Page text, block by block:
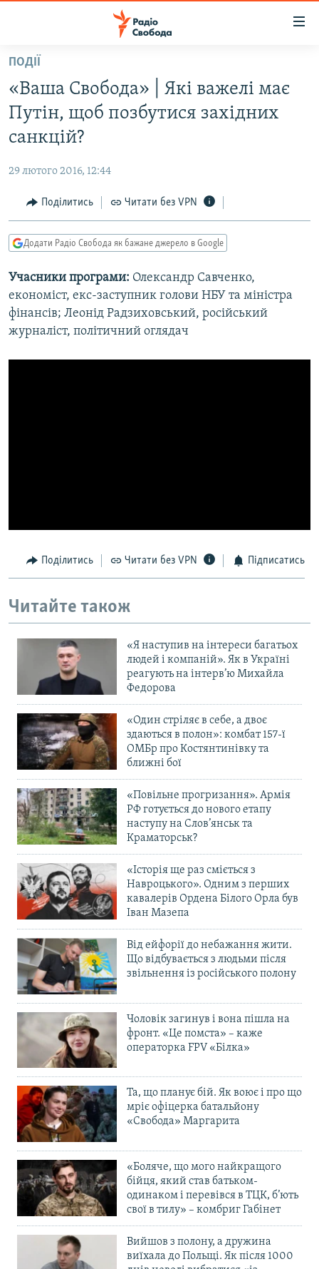
Перейти
основного
матеріалу
Перейти
до
основної
Перейти
до
пошуку
РАДІО СВОБОДА – 70 РОКІВ
СТАТТІ
СУСПІЛЬСТВО
УКРАЇНА
РОСІЙСЬКА «ФІЛЬТРАЦІЯ»
ДОНБАС.РЕАЛІЇ
ТИ ЯК?
СХЕМИ
ПРИАЗОВ’Я
КИТАЙ.ВИКЛИКИ
МУЛЬТИМЕДІА
ДОЛУЧАЙСЯ!
Усі сайти RFE/RL
ПОДІЇ
«Ваша Свобода» | Які важелі має
Путін, щоб позбутися західних
санкцій?
29 лютого 2016, 12:44
Поділитись Читати без VPN
Додати Радіо Свобода як бажане джерело в Google
Учасники програми: Олександр Савченко,
економіст, екс-заступник голови НБУ та міністра
фінансів; Леонід Радзиховський, російський
журналіст, політичний оглядач
Поділитись Читати без VPN Підписатись
Читайте також
«Я наступив на інтереси багатьох
людей і компаній». Як в Україні
реагують на інтерв’ю Михайла
Федорова
«Один стріляє в себе, а двоє
здаються в полон»: комбат 157-ї
ОМБр про Костянтинівку та
ближні бої
«Повільне прогризання». Армія
РФ готується до нового етапу
наступу на Слов’янськ та
Краматорськ?
«Історія ще раз сміється з
Навроцького». Одним з перших
кавалерів Ордена Білого Орла був
Іван Мазепа
Від ейфорії до небажання жити.
Що відбувається з людьми після
звільнення із російського полону
Чоловік загинув і вона пішла на
фронт. «Це помста» – каже
операторка FPV «Білка»
Та, що планує бій. Як воює і про що
мріє офіцерка батальйону
«Свобода» Маргарита
«Боляче, що мого найкращого
бійця, який став батьком-
одинаком і перевівся в ТЦК, б’ють
свої в тилу» – комбриг Габінет
Вийшов з полону, а дружина
виїхала до Польщі. Як після 1000